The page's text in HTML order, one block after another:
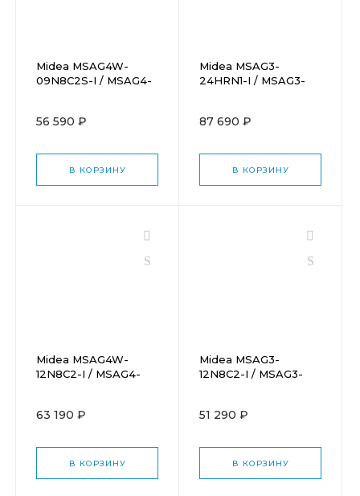
Midea MSAG4W-
09N8C2S-I / MSAG4-
56 590 ₽
В КОРЗИНУ
Midea MSAG3-
24HRN1-I / MSAG3-
87 690 ₽
В КОРЗИНУ
Midea MSAG4W-
12N8C2-I / MSAG4-
63 190 ₽
В КОРЗИНУ
Midea MSAG3-
12N8C2-I / MSAG3-
51 290 ₽
В КОРЗИНУ